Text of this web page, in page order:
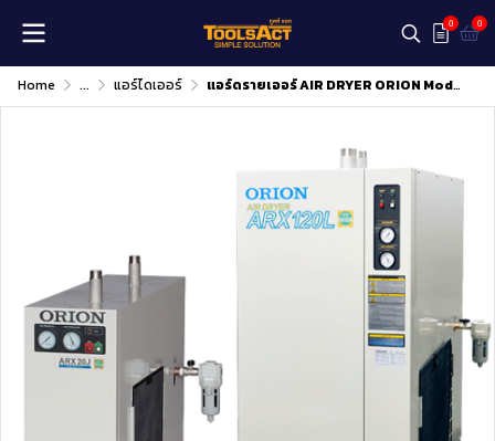
0 0
Home ... แอร์ไดเออร์ แอร์ดรายเออร์ AIR DRYER ORION Model : ARX-75J